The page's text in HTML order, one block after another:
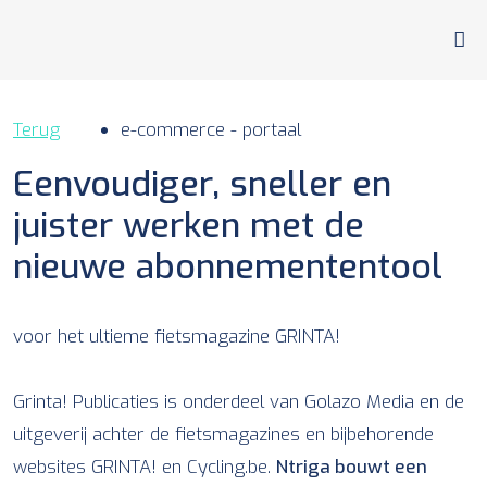
MARKETING
CASES
OVER
BLOG
JOBS
Terug e-commerce - portaal
Eenvoudiger, sneller en
juister werken met de
nieuwe abonnemententool
voor het ultieme fietsmagazine GRINTA!
Grinta! Publicaties is onderdeel van Golazo Media en de
uitgeverij achter de fietsmagazines en bijbehorende
websites GRINTA! en Cycling.be. Ntriga bouwt een